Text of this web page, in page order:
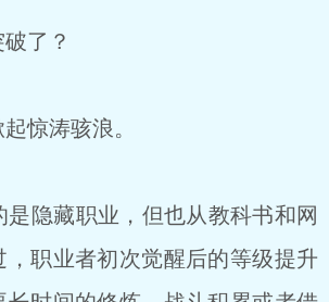
了？
惊涛骇浪。
隐藏职业，但也从教科书和网
，职业者初次觉醒后的等级提升